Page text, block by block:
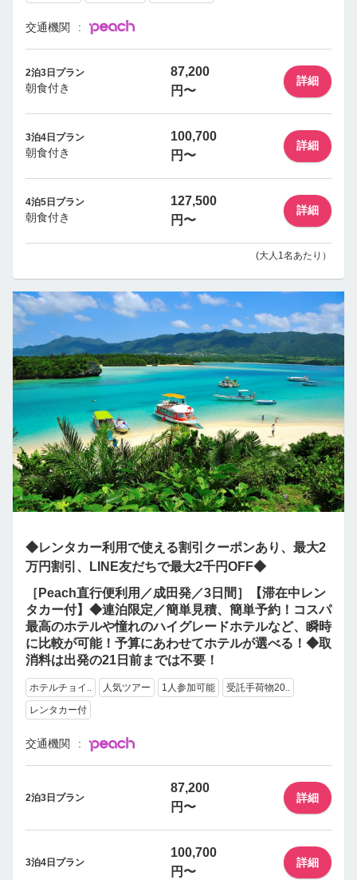
交通機関
2泊3日プラン
朝食付き
87,200
円〜
詳細
3泊4日プラン
朝食付き
100,700
円〜
詳細
4泊5日プラン
朝食付き
127,500
円〜
詳細
(大人1名あたり）
◆レンタカー利用で使える割引クーポンあり、最大2
万円割引、LINE友だちで最大2千円OFF◆
［Peach直行便利用／成田発／3日間］【滞在中レン
タカー付】◆連泊限定／簡単見積、簡単予約！コスパ
最高のホテルや憧れのハイグレードホテルなど、瞬時
に比較が可能！予算にあわせてホテルが選べる！◆取
消料は出発の21日前までは不要！
ホテルチョイ.. 人気ツアー 1人参加可能
受託手荷物20..
レンタカー付
交通機関
2泊3日プラン
87,200
円〜
詳細
3泊4日プラン
100,700
円〜
詳細